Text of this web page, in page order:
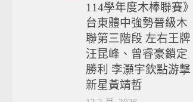
114學年度木棒聯賽》
台東體中強勢晉級木
聯第三階段 左右王牌
汪昆峰、曾睿豪鎖定
勝利 李灝宇欽點游擊
新星黃靖哲